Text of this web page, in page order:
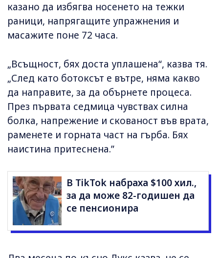
казано да избягва носенето на тежки
раници, напрягащите упражнения и
масажите поне 72 часа.
„Всъщност, бях доста уплашена“, казва тя.
„След като ботоксът е вътре, няма какво
да направите, за да обърнете процеса.
През първата седмица чувствах силна
болка, напрежение и скованост във врата,
раменете и горната част на гърба. Бях
наистина притеснена.”
В TikTok набраха $100 хил.,
за да може 82-годишен да
се пенсионира